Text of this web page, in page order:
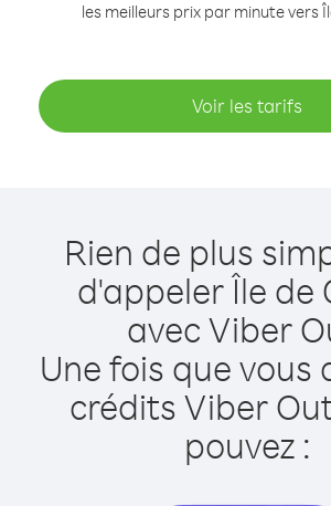
les meilleurs prix par minute vers
Voir les tarifs
Rien de plus
d'appeler Île de
avec Viber
Une fois que vous
crédits Viber
pouvez :